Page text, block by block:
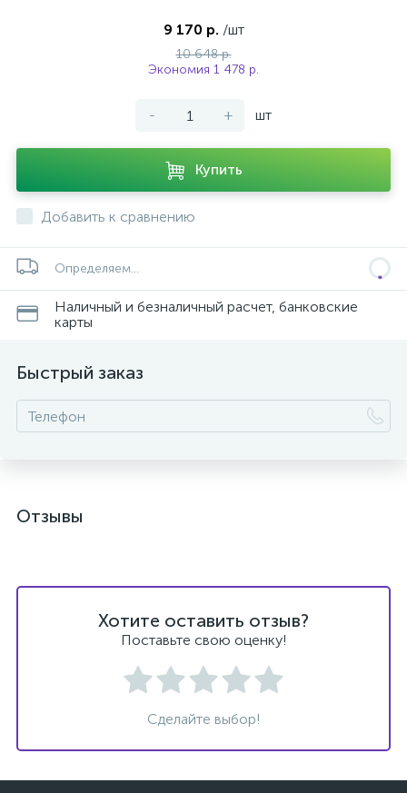
9 170 р. /шт
10 648 р.
Экономия 1 478 р.
- + шт
Купить
Добавить к сравнению
Определяем...
Наличный и безналичный расчет, банковские
карты
Быстрый заказ
Отзывы
Хотите оставить отзыв?
Поставьте свою оценку!
Сделайте выбор!